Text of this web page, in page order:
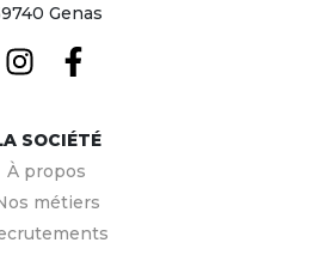
Genas
SOCIÉTÉ
À propos
métiers